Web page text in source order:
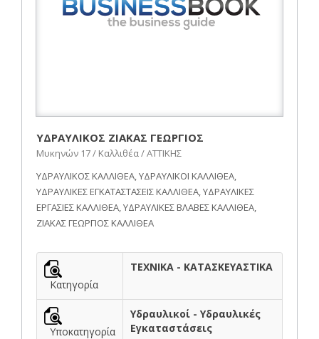
ΥΔΡΑΥΛΙΚΟΣ ΖΙΑΚΑΣ ΓΕΩΡΓΙΟΣ
Μυκηνών 17 / Καλλιθέα / ΑΤΤΙΚΗΣ
ΥΔΡΑΥΛΙΚΟΣ ΚΑΛΛΙΘΕΑ, ΥΔΡΑΥΛΙΚΟΙ ΚΑΛΛΙΘΕΑ,
ΥΔΡΑΥΛΙΚΕΣ ΕΓΚΑΤΑΣΤΑΣΕΙΣ ΚΑΛΛΙΘΕΑ, ΥΔΡΑΥΛΙΚΕΣ
ΕΡΓΑΣΙΕΣ ΚΑΛΛΙΘΕΑ, ΥΔΡΑΥΛΙΚΕΣ ΒΛΑΒΕΣ ΚΑΛΛΙΘΕΑ,
ΖΙΑΚΑΣ ΓΕΩΡΓΙΟΣ ΚΑΛΛΙΘΕΑ
Κατηγορία
ΤΕΧΝΙΚΑ - ΚΑΤΑΣΚΕΥΑΣΤΙΚΑ
Υποκατηγορία
Υδραυλικοί - Υδραυλικές
Εγκαταστάσεις